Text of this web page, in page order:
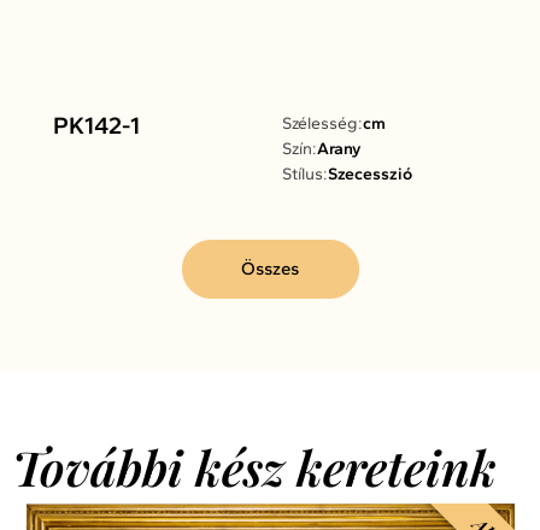
PK142-1 Szélesség:cm
Szín:Arany
Stílus:Szecesszió
Összes
További kész kereteink